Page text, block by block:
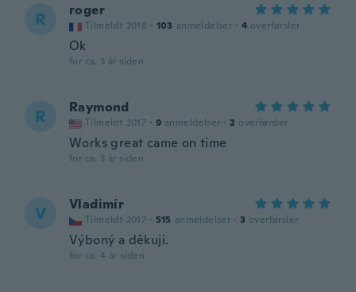
R roger
Tilmeldt 2018 · 103 anmeldelser · 4 overførsler
Ok
for ca. 3 år siden
R Raymond
Tilmeldt 2017 · 9 anmeldelser · 2 overførsler
Works great came on time
for ca. 3 år siden
V Vladimír
Tilmeldt 2017 · 515 anmeldelser · 3 overførsler
Výboný a děkuji.
for ca. 4 år siden